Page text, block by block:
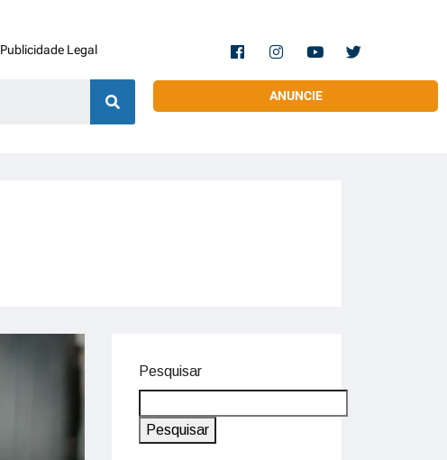
Publicidade Legal
ANUNCIE
Pesquisar
Pesquisar